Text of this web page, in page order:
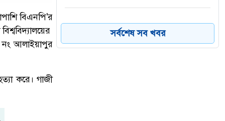
বিএনপি'র
নং আলাইয়াপুর
করে। গাজী
৫
তারা নাকি ডিসেম্বরে দেশে আসবে,
আসেন—রাজপথে দেখা হবে: ভারপ্রাপ্ত
সর্বশেষ সব খবর